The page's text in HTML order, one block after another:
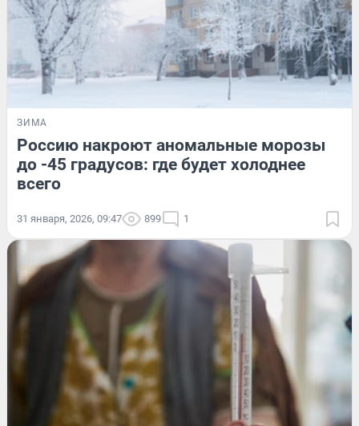
ЗИМА
Россию накроют аномальные морозы
до -45 градусов: где будет холоднее
всего
31 января, 2026, 09:47 899 1